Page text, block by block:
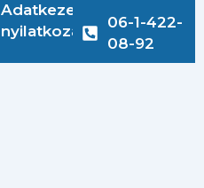
Adatkezelési
nyilatkozat
06-1-422-
08-92